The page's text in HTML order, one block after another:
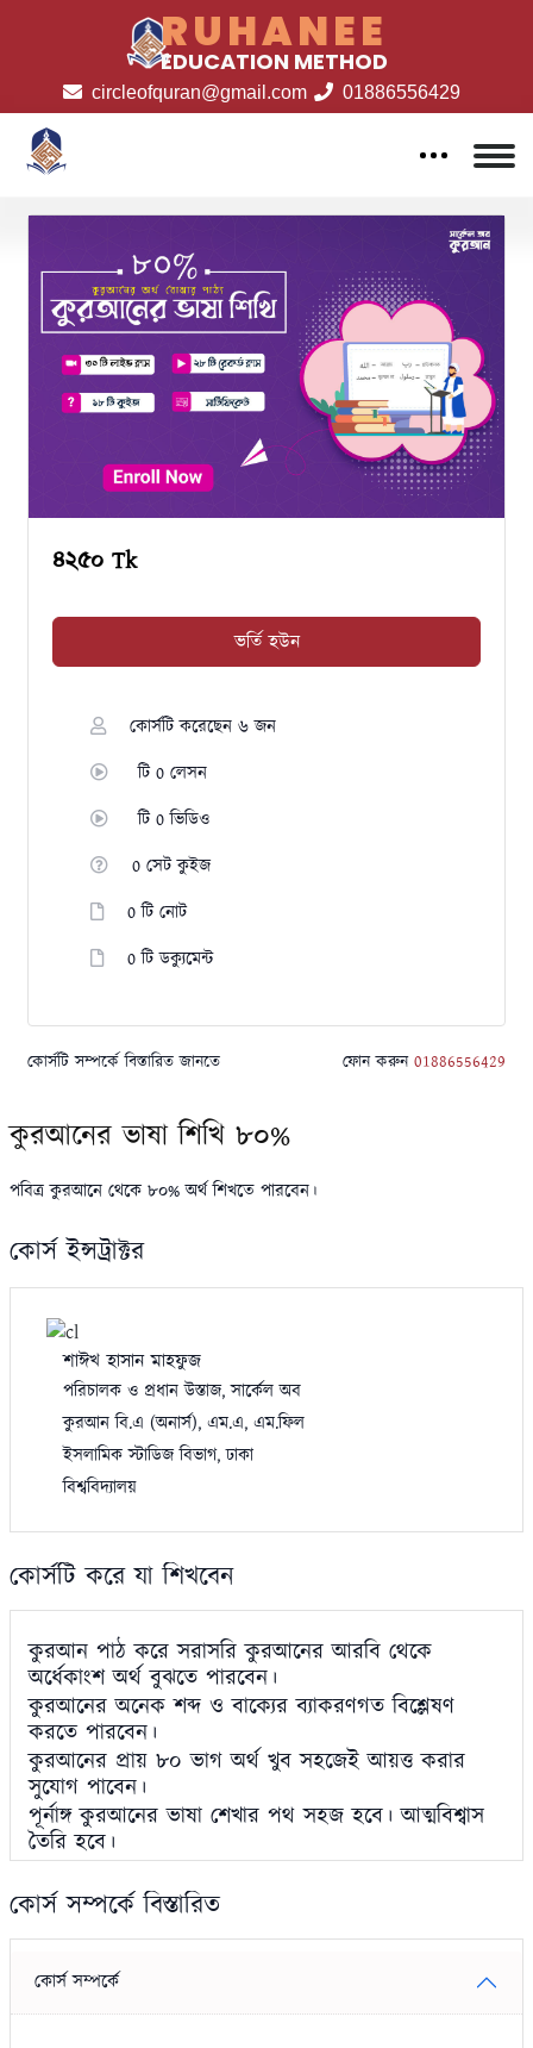
RUHANEE
EDUCATION METHOD
circleofquran@gmail.com 01886556429
কুরআনের ভাষা শিখি ৮০%
পবিত্র কুরআনে থেকে ৮০% অর্থ শিখতে পারবেন।
কোর্স ইন্সট্রাক্টর
শাঈখ হাসান মাহফুজ
পরিচালক ও প্রধান উস্তাজ, সার্কেল অব
কুরআন বি.এ (অনার্স), এম.এ, এম.ফিল
ইসলামিক স্টাডিজ বিভাগ, ঢাকা
বিশ্ববিদ্যালয়
কোর্সটি করে যা শিখবেন
কুরআন পাঠ করেসরাসরি কুরআনের আরবি থেকে
অর্ধেকাংশ অর্থ বুঝতে পারবেন।
কুরআনের অনেক শব্দ ও বাক্যের ব্যাকরণগত বিশ্লেষণ
করতে পারবেন।
কুরআনের প্রায় ৮০ ভাগ অর্থ খুব সহজেই ‌আয়ত্ত করার
সুযোগ পাবেন।
পূর্নাঙ্গ কুরআনের ভাষা শেখার পথ সহজ হবে। আত্মবিশ্বাস
তৈরি হবে।
কোর্স সম্পর্কে বিস্তারিত
কোর্স সম্পর্কে
৪২৫০ Tk
ভর্তি হউন
কোর্সটি করেছেন ৬ জন
টি 0 লেসন
টি 0 ভিডিও
0 সেট কুইজ
0 টি নোট
0 টি ডক্যুমেন্ট
কোর্সটি সম্পর্কে বিস্তারিত জানতে ফোন করুন 01886556429